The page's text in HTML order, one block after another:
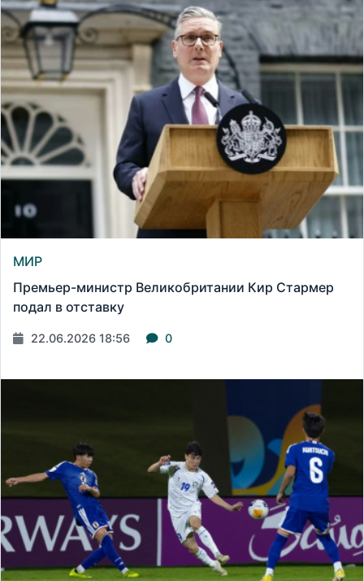
МИР
Премьер-министр Великобритании Кир Стармер
подал в отставку
22.06.2026 18:56 0